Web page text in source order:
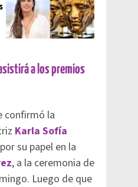
a los premios
confirmó la
Karla Sofía
su papel en la
, a la ceremonia de
Luego de que